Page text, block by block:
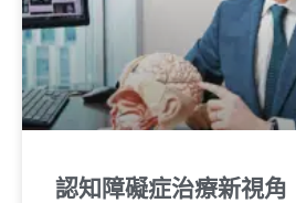
認知障礙症治療新視角